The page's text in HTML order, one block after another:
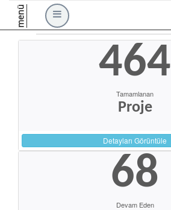
menü
464
Tamamlanan
Proje
Detayları Görüntüle
68
Devam Eden